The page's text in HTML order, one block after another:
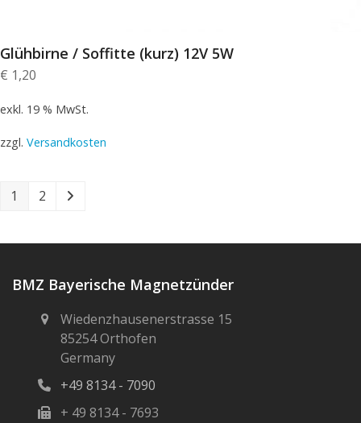
Glühbirne / Soffitte (kurz) 12V 5W
€ 1,20
exkl. 19 % MwSt.
zzgl. Versandkosten
1 2
BMZ Bayerische Magnetzünder
Wiedenzhausenerstrasse 15
85254 Orthofen
Germany
+49 8134 - 7090
+ 49 8134 - 7693